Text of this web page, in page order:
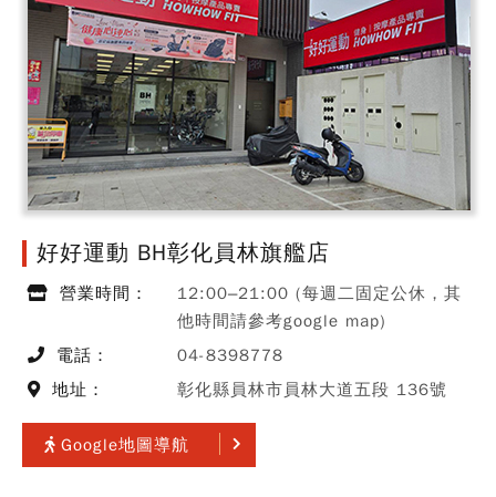
好好運動 BH彰化員林旗艦店
營業時間：
12:00–21:00 (每週二固定公休，其
他時間請參考google map)
電話：
04-8398778
地址：
彰化縣員林市員林大道五段 136號
Google地圖導航